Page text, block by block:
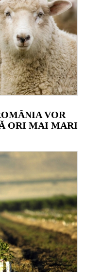
VOR
ORI MAI MARI